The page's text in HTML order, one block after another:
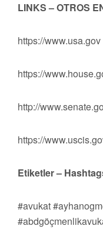
LINKS – OTROS
https://www.usa.gov
https://
http://
https://
Etiketler –
#avukat